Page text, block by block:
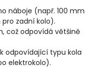
náboje (např. 100 mm
zadní kolo).
což odpovídá většině
odpovídající typu kola
elektrokolo).